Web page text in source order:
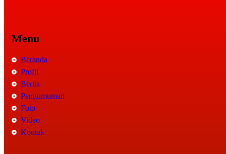
Menu
Beranda
Profil
Berita
Pengumuman
Foto
Video
Kontak